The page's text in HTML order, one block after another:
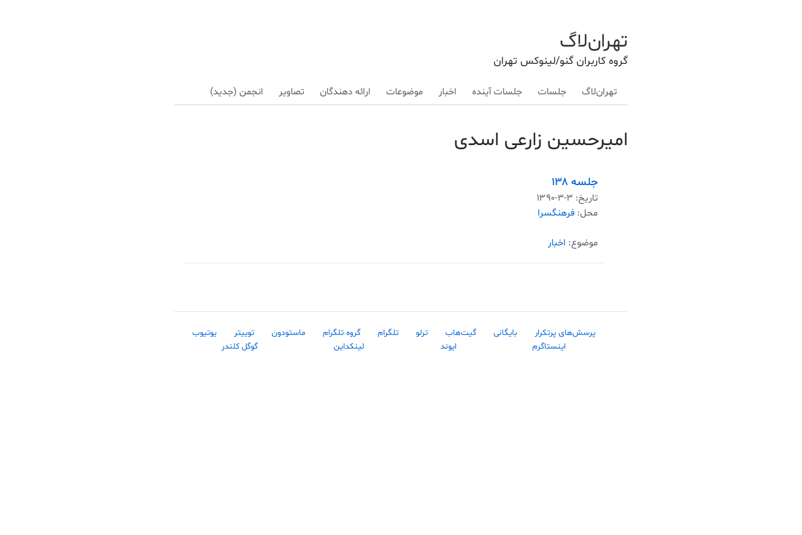
تهران‌لاگ
گروه کاربران گنو/لینوکس تهران
تهران‌لاگ جلسات جلسات آینده اخبار موضوعات ارائه دهندگان تصاویر انجمن (جدید)
امیرحسین زارعی اسدی
جلسه ۱۳۸
تاریخ: ۱۳۹۰-۳-۳
محل: فرهنگسرا
موضوع: اخبار
پرسش‌های پرتکرار بایگانی گیت‌هاب ترلو تلگرام گروه تلگرام ماستودون توییتر
یوتیوب
اینستاگرم
ایوند لینکداین گوگل کلندر